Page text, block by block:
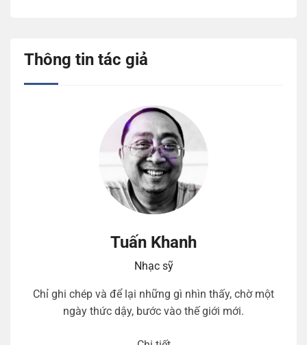
Thông tin tác giả
Tuấn Khanh
Nhạc sỹ
Chỉ ghi chép và để lại những gì nhìn thấy, chờ một
ngày thức dậy, bước vào thế giới mới.